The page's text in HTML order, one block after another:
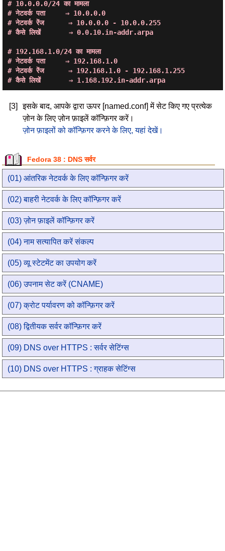
# 10.0.0.0/24 का मामला
# नेटवर्क पता     ⇒ 10.0.0.0
# नेटवर्क रेंज      ⇒ 10.0.0.0 - 10.0.0.255
# कैसे लिखें       ⇒ 0.0.10.in-addr.arpa
# 192.168.1.0/24 का मामला
# नेटवर्क पता     ⇒ 192.168.1.0
# नेटवर्क रेंज      ⇒ 192.168.1.0 - 192.168.1.255
# कैसे लिखें       ⇒ 1.168.192.in-addr.arpa
[3]
इसके बाद, आपके द्वारा ऊपर [named.conf] में सेट किए गए प्रत्येक
ज़ोन के लिए ज़ोन फ़ाइलें कॉन्फ़िगर करें।
ज़ोन फ़ाइलों को कॉन्फ़िगर करने के लिए, यहां देखें।
Fedora 38 : DNS सर्वर
(01) आंतरिक नेटवर्क के लिए कॉन्फ़िगर करें
(02) बाहरी नेटवर्क के लिए कॉन्फ़िगर करें
(03) ज़ोन फ़ाइलें कॉन्फ़िगर करें
(04) नाम सत्यापित करें संकल्प
(05) व्यू स्टेटमेंट का उपयोग करें
(06) उपनाम सेट करें (CNAME)
(07) क्रोट पर्यावरण को कॉन्फ़िगर करें
(08) द्वितीयक सर्वर कॉन्फ़िगर करें
(09) DNS over HTTPS : सर्वर सेटिंग्स
(10) DNS over HTTPS : ग्राहक सेटिंग्स